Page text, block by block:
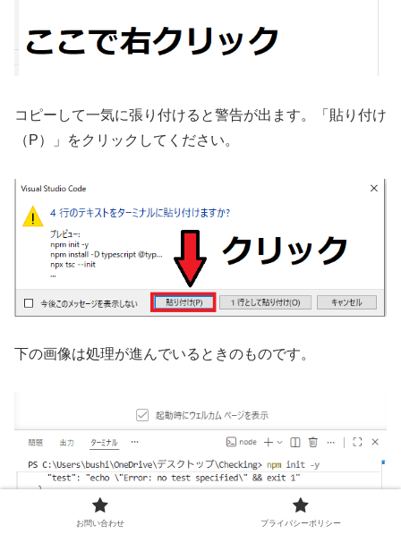
コピーして一気に張り付けると警告が出ます。「貼り付け
（P）」をクリックしてください。
下の画像は処理が進んでいるときのものです。
お問い合わせ プライバシーポリシー